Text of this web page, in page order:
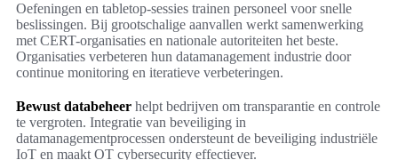
Oefeningen en tabletop-sessies trainen personeel voor snelle
beslissingen. Bij grootschalige aanvallen werkt samenwerking
met CERT-organisaties en nationale autoriteiten het beste.
Organisaties verbeteren hun datamanagement industrie door
continue monitoring en iteratieve verbeteringen.
Bewust databeheer helpt bedrijven om transparantie en controle
te vergroten. Integratie van beveiliging in
datamanagementprocessen ondersteunt de beveiliging industriële
IoT en maakt OT cybersecurity effectiever.